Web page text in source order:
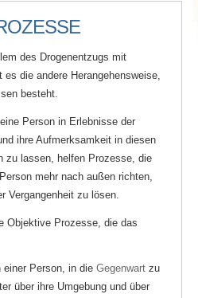
des Drogenentzugs mit
es die andere Herangehensweise,
besteht.
Person in Erlebnisse der
ihre Aufmerksamkeit in diesen
zu lassen, helfen Prozesse, die
mehr nach außen richten,
Vergangenheit zu lösen.
Objektive Prozesse, die das
Person, in die Gegenwart zu
über ihre Umgebung und über